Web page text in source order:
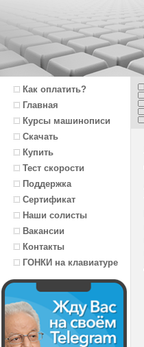
Как оплатить?
Главная
Курсы машинописи
Скачать
Купить
Тест скорости
Поддержка
Сертификат
Наши солисты
Вакансии
Контакты
ГОНКИ на клавиатуре